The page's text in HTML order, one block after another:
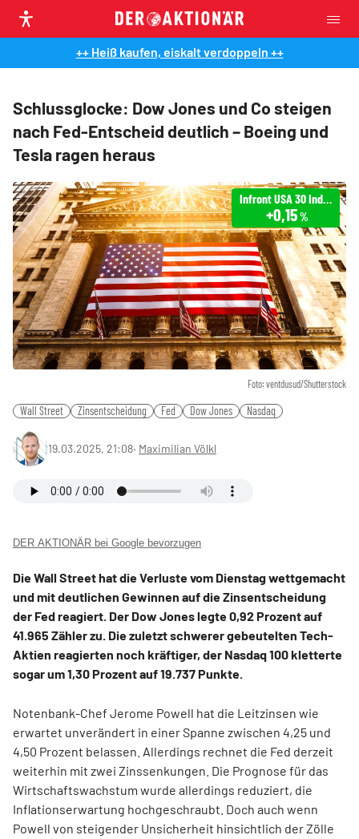
++ Heiß kaufen, eiskalt verdoppeln ++
Schlussglocke: Dow Jones und Co steigen
nach Fed-Entscheid deutlich – Boeing und
Tesla ragen heraus
Foto: ventdusud/Shutterstock
Infront USA 30 Industrial
+0,15%
Wall Street Zinsentscheidung Fed Dow Jones Nasdaq
19.03.2025, 21:08‧ Maximilian Völkl
DER AKTIONÄR bei Google bevorzugen
Die Wall Street hat die Verluste vom Dienstag wettgemacht
und mit deutlichen Gewinnen auf die Zinsentscheidung
der Fed reagiert. Der Dow Jones legte 0,92 Prozent auf
41.965 Zähler zu. Die zuletzt schwerer gebeutelten Tech-
Aktien reagierten noch kräftiger, der Nasdaq 100 kletterte
sogar um 1,30 Prozent auf 19.737 Punkte.
Notenbank-Chef Jerome Powell hat die Leitzinsen wie
erwartet unverändert in einer Spanne zwischen 4,25 und
4,50 Prozent belassen. Allerdings rechnet die Fed derzeit
weiterhin mit zwei Zinssenkungen. Die Prognose für das
Wirtschaftswachstum wurde allerdings reduziert, die
Inflationserwartung hochgeschraubt. Doch auch wenn
Powell von steigender Unsicherheit hinsichtlich der Zölle